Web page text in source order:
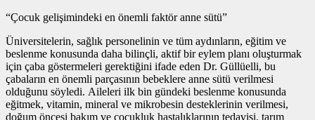
“Çocuk gelişimindeki en önemli faktör anne sütü”
Üniversitelerin, sağlık personelinin ve tüm aydınların, eğitim ve
beslenme konusunda daha bilinçli, aktif bir eylem planı oluşturmak
için çaba göstermeleri gerektiğini ifade eden Dr. Güllüelli, bu
çabaların en önemli parçasının bebeklere anne sütü verilmesi
olduğunu söyledi. Aileleri ilk bin gündeki beslenme konusunda
eğitmek, vitamin, mineral ve mikrobesin desteklerinin verilmesi,
doğum öncesi bakım ve çocukluk hastalıklarının tedavisi, tarım